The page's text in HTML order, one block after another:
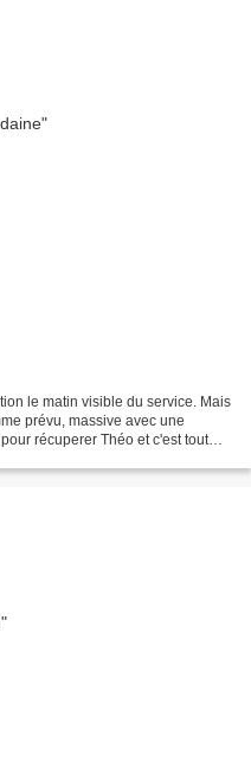
le matin visible du service. Mais
prévu, massive avec une
récuperer Théo et c'est tout